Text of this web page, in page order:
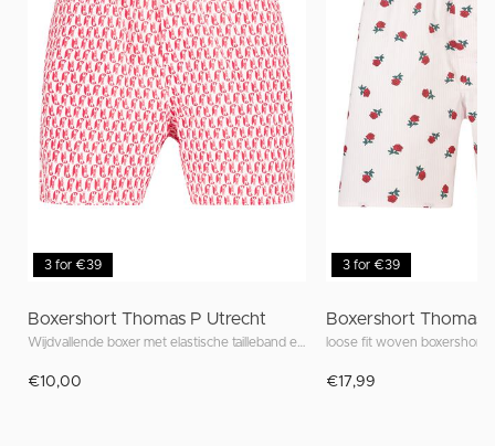
3 for €39
Boxershort Thomas P Utrecht
€10,00
3 for €39
Boxershort Thomas
loose fit woven boxershort
€17,99